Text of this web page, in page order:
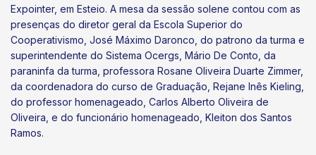
Expointer, em Esteio. A mesa da sessão solene contou com as
presenças do diretor geral da Escola Superior do
Cooperativismo, José Máximo Daronco, do patrono da turma e
superintendente do Sistema Ocergs, Mário De Conto, da
paraninfa da turma, professora Rosane Oliveira Duarte Zimmer,
da coordenadora do curso de Graduação, Rejane Inês Kieling,
do professor homenageado, Carlos Alberto Oliveira de
Oliveira, e do funcionário homenageado, Kleiton dos Santos
Ramos.